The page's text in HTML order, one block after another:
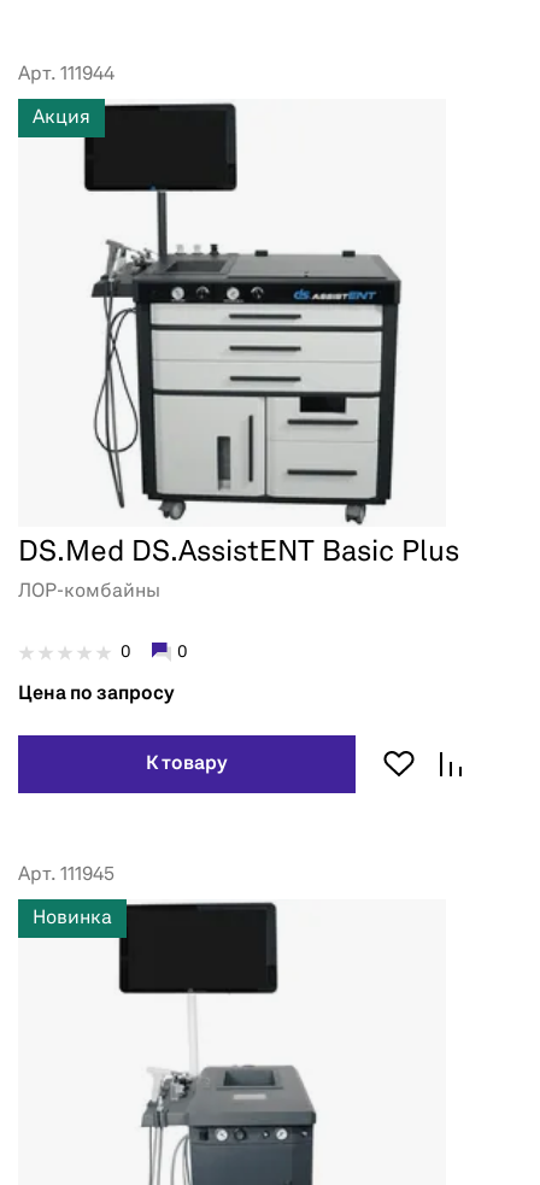
Арт. 111944
Акция
DS.Med DS.AssistENT Basic Plus
ЛОР-комбайны
0 0
Цена по запросу
К товару
Арт. 111945
Новинка